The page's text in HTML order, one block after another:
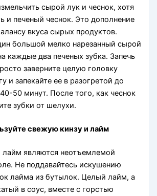
сырой лук и чеснок, хотя
и печеный чеснок. Это дополнение
вкуса сырых продуктов.
большой мелко нарезанный сырой
каждые два печеных зубка. Запечь
заверните целую головку
и запекайте ее в разогретой до
50 минут. После того, как чеснок
зубки от шелухи.
свежую кинзу и лайм
лайм являются неотъемлемой
Не поддавайтесь искушению
лайма из бутылок. Целый лайм, а
в соус, вместе с горстью